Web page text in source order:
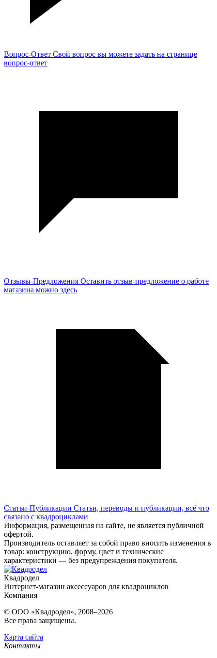
Вопрос-Ответ Свой вопрос вы можете задать на странице
вопрос-ответ
Отзывы-Предложения Оставить отзыв-предложение о работе
магазина можно здесь
Статьи-Публикации Статьи, переводы и публикации, всё что
связано с квадроциклами
Информация, размещенная на сайте, не является публичной
офертой.
Производитель оставляет за собой право вносить изменения в
товар: конструкцию, форму, цвет и технические
характеристики — без предупреждения покупателя.
Квадродел
Интернет-магазин аксессуаров для квадроциклов
Компания
© ООО «Квадродел», 2008–2026
Все права защищены.
Карта сайта
Контакты